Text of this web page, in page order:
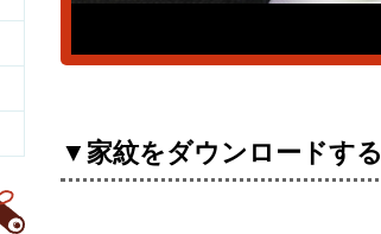
▼家紋をダウンロードする